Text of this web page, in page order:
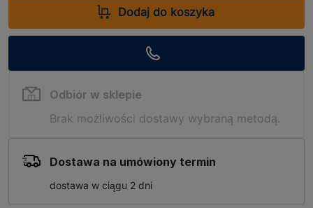
Dodaj do koszyka
Odbiór w sklepie
Brak możliwości dostawy wybraną metodą.
Dostawa na umówiony termin
dostawa w ciągu 2 dni